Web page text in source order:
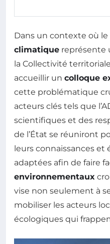
Dans un contexte où le
climatique représente
la Collectivité
accueillir un colloque
cette problématique
acteurs clés tels que
scientifiques et des
de l’État se réuniront
leurs connaissances et
adaptées afin de faire
environnementaux
vise non seulement à
mobiliser les acteurs
écologiques qui